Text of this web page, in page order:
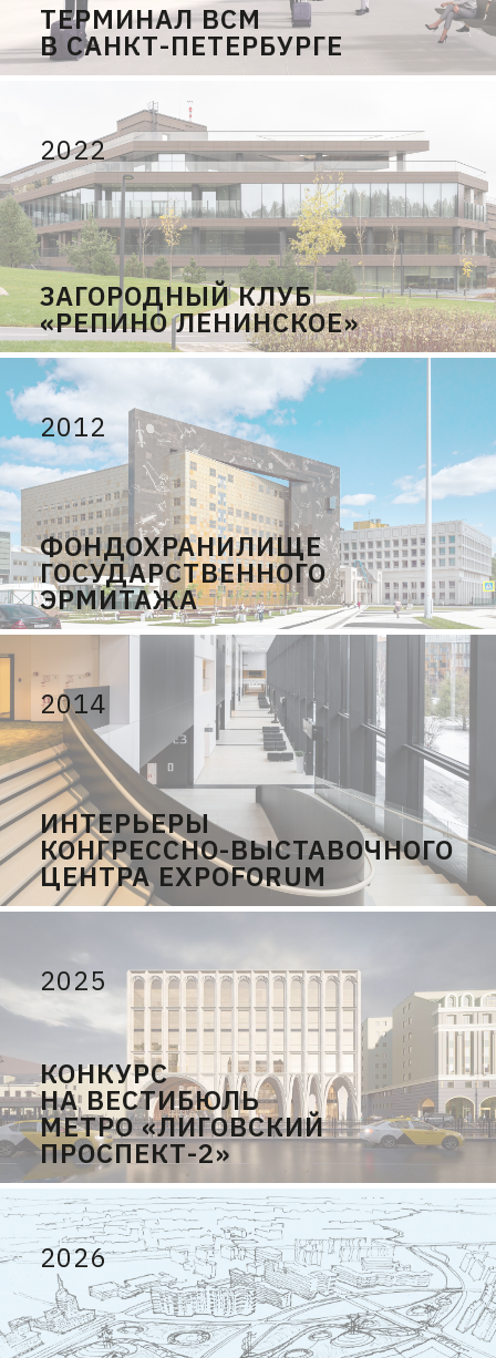
ТЕРМИНАЛ ВСМ
В САНКТ-ПЕТЕРБУРГЕ
ЗАГОРОДНЫЙ КЛУБ
«РЕПИНО ЛЕНИНСКОЕ»
2022
ФОНДОХРАНИЛИЩЕ
ГОСУДАРСТВЕННОГО
ЭРМИТАЖА
2012
ИНТЕРЬЕРЫ
КОНГРЕССНО-ВЫСТАВОЧНОГО
ЦЕНТРА EXPOFORUM
2014
КОНКУРС
НА ВЕСТИБЮЛЬ
МЕТРО «ЛИГОВСКИЙ
ПРОСПЕКТ-2»
2025
2026